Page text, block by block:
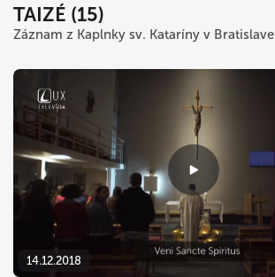
TAIZÉ (15)
Záznam z Kaplnky sv. Kataríny v Bratislave
14.12.2018